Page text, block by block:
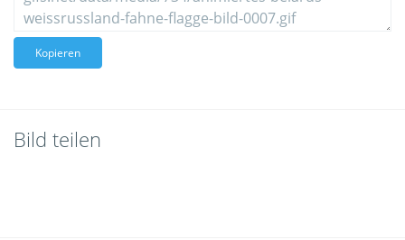
Kopieren
Bild teilen